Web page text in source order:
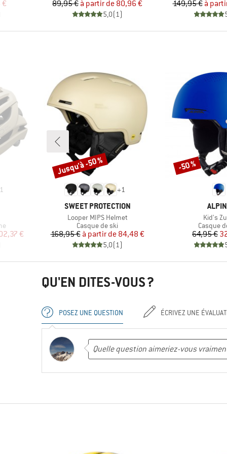
€ Prix
89,95 € Prix réduit
à partir de 80,96 €
5,0(1)
149,95 € à
1
€
+1
MARQUE
SWEET PROTECTION
Article
Looper MIPS Helmet
Product group
Casque de ski
Prix
168,95 € Prix réduit
à partir de 84,48 €
5,0(1)
Remise
Jusqu'à -50 %
Article
Kid's
Product
Casque
64,95 €
Remise
-50 %
QU'EN DITES-VOUS ?
POSEZ UNE QUESTION ÉCRIVEZ UNE